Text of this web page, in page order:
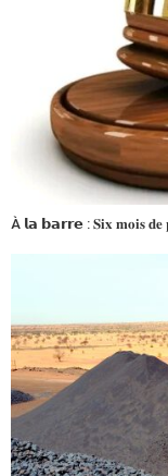
À 𝗹𝗮 𝗯𝗮𝗿𝗿𝗲 : 𝐒𝐢𝐱 𝐦𝐨𝐢𝐬 𝐝𝐞